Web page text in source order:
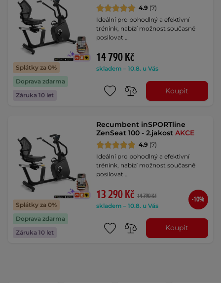
Splátky za 0%
Doprava zdarma
Záruka 10 let
4.9 (7)
Ideální pro pohodlný a efektivní
trénink, nabízí možnost současně
posilovat …
14 790 Kč
skladem – 10.8. u Vás
Koupit
Splátky za 0%
Doprava zdarma
Záruka 10 let
Recumbent inSPORTline
ZenSeat 100 - 2.jakostAKCE
4.9 (7)
Ideální pro pohodlný a efektivní
trénink, nabízí možnost současně
posilovat …
13 290 Kč 14 790 Kč
skladem – 10.8. u Vás
-10%
Koupit